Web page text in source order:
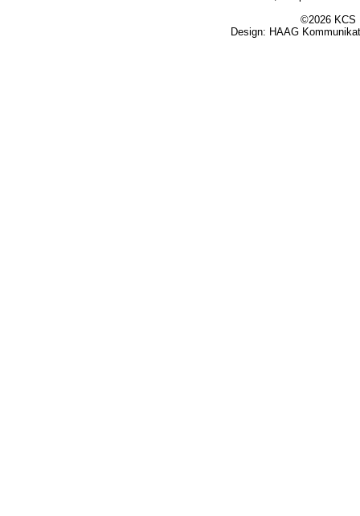
©2026 KCS
Design: HAAG